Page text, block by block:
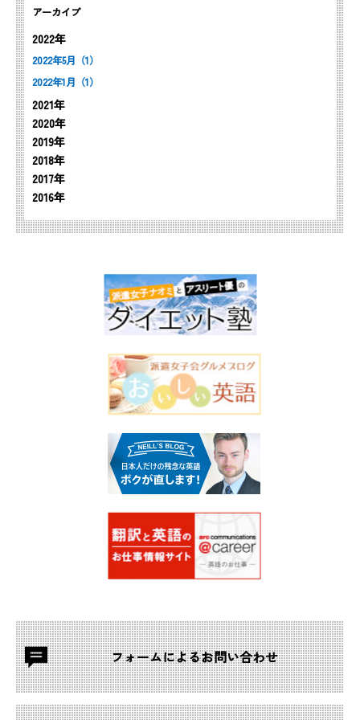
アーカイブ
2022年
2022年5月（1）
2022年1月（1）
2021年
2020年
2019年
2018年
2017年
2016年
フォームによるお問い合わせ